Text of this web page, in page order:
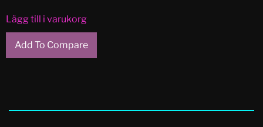
Lägg till i varukorg
Add To Compare